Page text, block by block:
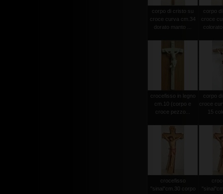
corpo di cristo su
croce curva cm.34
dorato manto ...
corpo
croce
crocefisso in legno
cm.10 (corpo e
croce pezzo...
corpo
croce
15
crocefisso
"sinai"cm.30 corpo